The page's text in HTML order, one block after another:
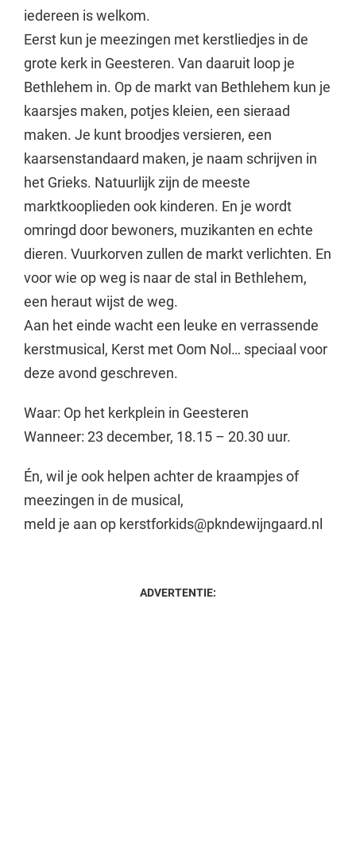
iedereen is welkom.
Eerst kun je meezingen met kerstliedjes in de
grote kerk in Geesteren. Van daaruit loop je
Bethlehem in. Op de markt van Bethlehem kun je
kaarsjes maken, potjes kleien, een sieraad
maken. Je kunt broodjes versieren, een
kaarsenstandaard maken, je naam schrijven in
het Grieks. Natuurlijk zijn de meeste
marktkooplieden ook kinderen. En je wordt
omringd door bewoners, muzikanten en echte
dieren. Vuurkorven zullen de markt verlichten. En
voor wie op weg is naar de stal in Bethlehem,
een heraut wijst de weg.
Aan het einde wacht een leuke en verrassende
kerstmusical, Kerst met Oom Nol… speciaal voor
deze avond geschreven.
Waar: Op het kerkplein in Geesteren
Wanneer: 23 december, 18.15 – 20.30 uur.
Én, wil je ook helpen achter de kraampjes of
meezingen in de musical,
meld je aan op kerstforkids@pkndewijngaard.nl
ADVERTENTIE: